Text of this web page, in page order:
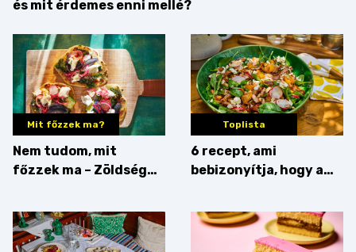
és mit érdemes enni mellé?
Mit főzzek ma?
Nem tudom, mit
főzzek ma – Zöldség
Toplista
6 recept, ami
bebizonyítja, hogy a
zseniális